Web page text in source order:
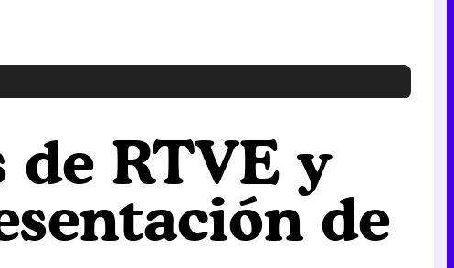
RTVE y
de